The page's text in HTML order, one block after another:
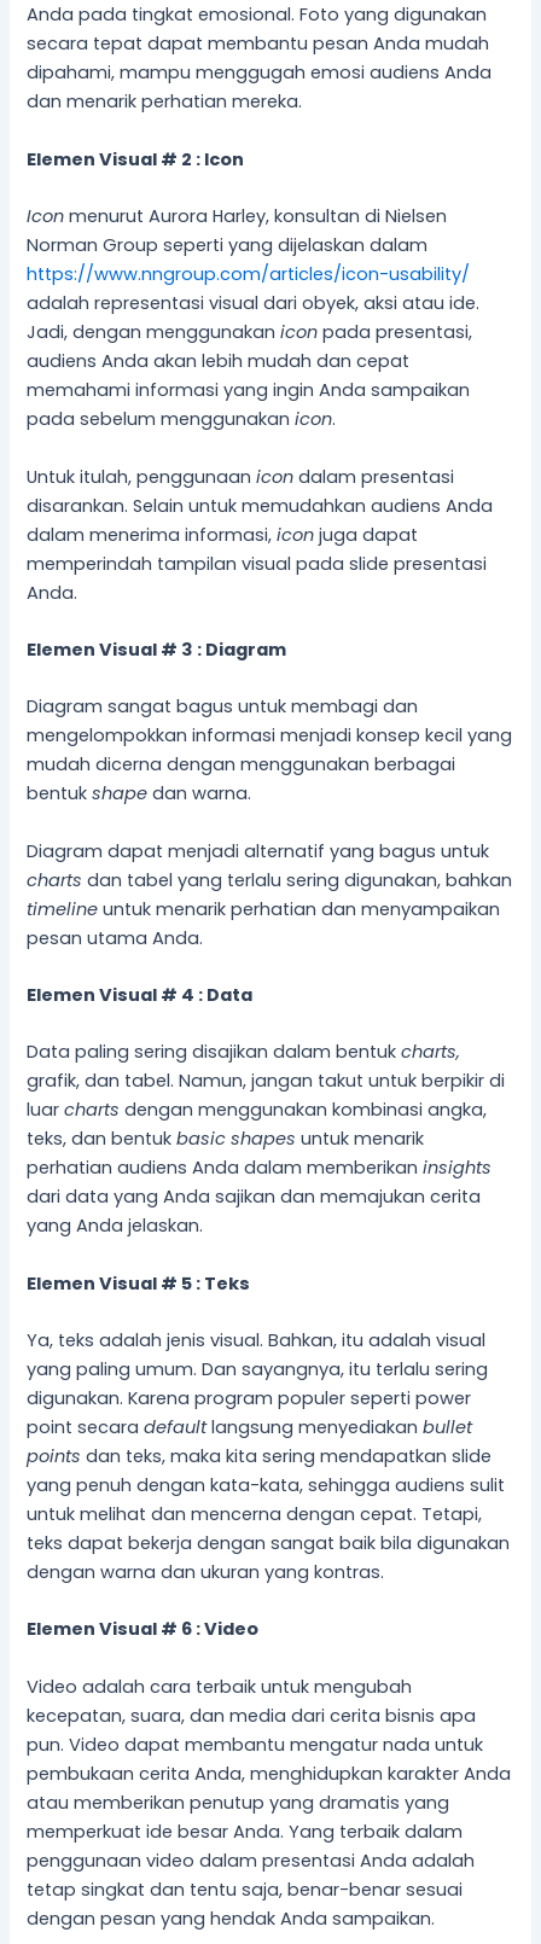
Anda pada tingkat emosional. Foto yang digunakan
secara tepat dapat membantu pesan Anda mudah
dipahami, mampu menggugah emosi audiens Anda
dan menarik perhatian mereka.
Elemen Visual # 2 : Icon
Iconmenurut Aurora Harley, konsultan di Nielsen
Norman Group seperti yang dijelaskan dalam
https://www.nngroup.com/articles/icon-usability/
adalah representasi visual dari obyek, aksi atau ide.
Jadi, dengan menggunakanicon pada presentasi,
audiens Anda akan lebih mudah dan cepat
memahami informasi yang ingin Anda sampaikan
pada sebelum menggunakanicon.
Untuk itulah, penggunaanicon dalam presentasi
disarankan. Selain untuk memudahkan audiens Anda
dalam menerima informasi,icon juga dapat
memperindah tampilan visual pada slide presentasi
Anda.
Elemen Visual # 3 : Diagram
Diagram sangat bagus untuk membagi dan
mengelompokkan informasi menjadi konsep kecil yang
mudah dicerna dengan menggunakan berbagai
bentukshape dan warna.
Diagram dapat menjadi alternatif yang bagus untuk
charts dan tabel yang terlalu sering digunakan, bahkan
timeline untuk menarik perhatian dan menyampaikan
pesan utama Anda.
Elemen Visual # 4 : Data
Data paling sering disajikan dalam bentukcharts,
grafik, dan tabel. Namun, jangan takut untuk berpikir di
luarcharts dengan menggunakan kombinasi angka,
teks, dan bentukbasic shapes untuk menarik
perhatian audiens Anda dalam memberikaninsights
dari data yang Anda sajikan dan memajukan cerita
yang Anda jelaskan.
Elemen Visual # 5 : Teks
Ya, teks adalah jenis visual. Bahkan, itu adalah visual
yang paling umum. Dan sayangnya, itu terlalu sering
digunakan. Karena program populer seperti power
point secaradefaultlangsung menyediakanbullet
points dan teks, maka kita sering mendapatkan slide
yang penuh dengan kata-kata, sehingga audiens sulit
untuk melihat dan mencerna dengan cepat. Tetapi,
teks dapat bekerja dengan sangat baik bila digunakan
dengan warna dan ukuran yang kontras.
Elemen Visual # 6 : Video
Video adalah cara terbaik untuk mengubah
kecepatan, suara, dan media dari cerita bisnis apa
pun. Video dapat membantu mengatur nada untuk
pembukaan cerita Anda, menghidupkan karakter Anda
atau memberikan penutup yang dramatis yang
memperkuat ide besar Anda. Yang terbaik dalam
penggunaan video dalam presentasi Anda adalah
tetap singkat dan tentu saja, benar-benar sesuai
dengan pesan yang hendak Anda sampaikan.